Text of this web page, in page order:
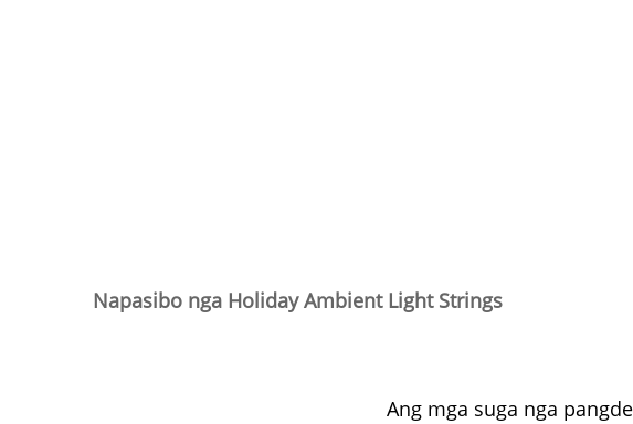
Napasibo nga Holiday Ambient Light Strings
Ang mga suga nga